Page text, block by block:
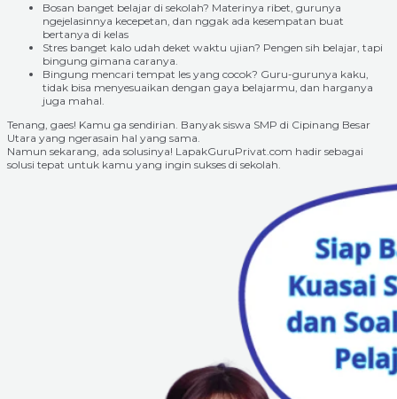
Bosan banget belajar di sekolah? Materinya ribet, gurunya
ngejelasinnya kecepetan, dan nggak ada kesempatan buat
bertanya di kelas
Stres banget kalo udah deket waktu ujian? Pengen sih belajar, tapi
bingung gimana caranya.
Bingung mencari tempat les yang cocok? Guru-gurunya kaku,
tidak bisa menyesuaikan dengan gaya belajarmu, dan harganya
juga mahal.
Tenang, gaes! Kamu ga sendirian. Banyak siswa SMP di Cipinang Besar
Utara yang ngerasain hal yang sama.
Namun sekarang, ada solusinya! LapakGuruPrivat.com hadir sebagai
solusi tepat untuk kamu yang ingin sukses di sekolah.